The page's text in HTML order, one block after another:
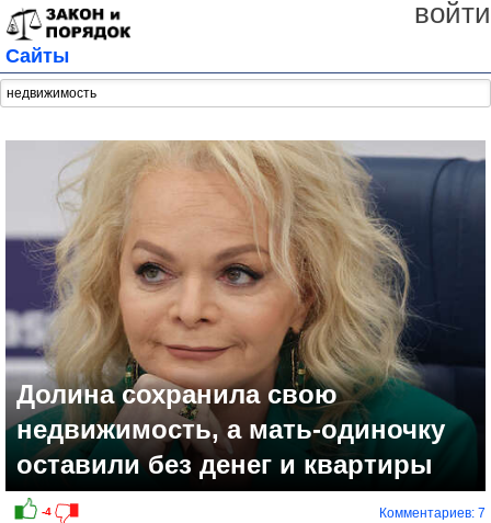
войти
Сайты
Долина сохранила свою
недвижимость, а мать-одиночку
оставили без денег и квартиры
Комментариев: 7